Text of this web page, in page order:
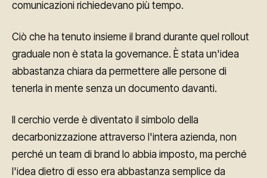
comunicazioni richiedevano più tempo.
Ciò che ha tenuto insieme il brand durante quel rollout
graduale non è stata la governance. È stata un'idea
abbastanza chiara da permettere alle persone di
tenerla in mente senza un documento davanti.
Il cerchio verde è diventato il simbolo della
decarbonizzazione attraverso l'intera azienda, non
perché un team di brand lo abbia imposto, ma perché
l'idea dietro di esso era abbastanza semplice da